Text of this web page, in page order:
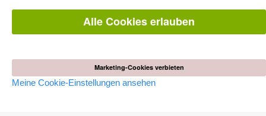
Alle Cookies erlauben
Marketing-Cookies verbieten
Meine Cookie-Einstellungen ansehen
AUTOR WERDEN